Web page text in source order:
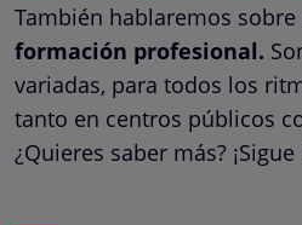
También hablaremos sobre
formación profesional.
variadas, para todos los
tanto en centros públicos
¿Quieres saber más?